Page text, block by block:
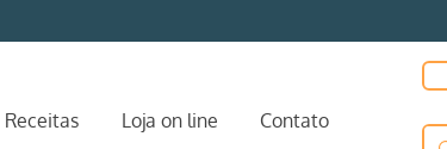
Receitas Loja on line Contato